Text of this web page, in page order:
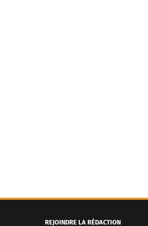
REJOINDRE LA RÉDACTION